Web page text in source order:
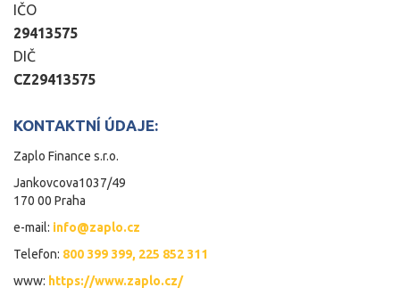
IČO
29413575
DIČ
CZ29413575
KONTAKTNÍ ÚDAJE:
Zaplo Finance s.r.o.
Jankovcova1037/49
170 00 Praha
e-mail: info@zaplo.cz
Telefon: 800 399 399, 225 852 311
www: https://www.zaplo.cz/